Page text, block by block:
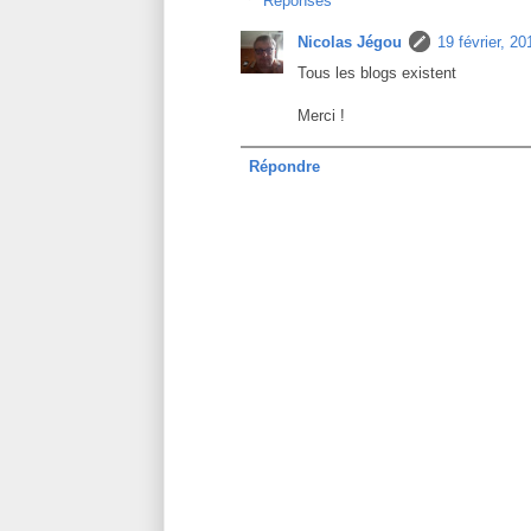
Nicolas Jégou
19 février,
Tous les blogs existent
Merci !
Répondre